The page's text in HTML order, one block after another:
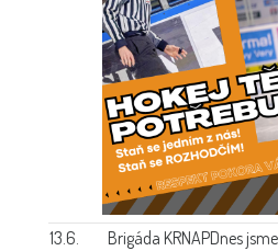
13.6. Brigáda KRNAPDnes